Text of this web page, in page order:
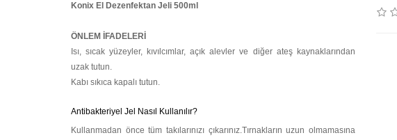
Konix El Dezenfektan Jeli 500ml
ÖNLEM İFADELERİ
Isı, sıcak yüzeyler, kıvılcımlar, açık alevler ve diğer ateş kaynaklarından
uzak tutun.
Kabı sıkıca kapalı tutun.
Antibakteriyel Jel Nasıl Kullanılır?
Kullanmadan önce tüm takılarınızı çıkarınız.Tırnakların uzun olmamasına